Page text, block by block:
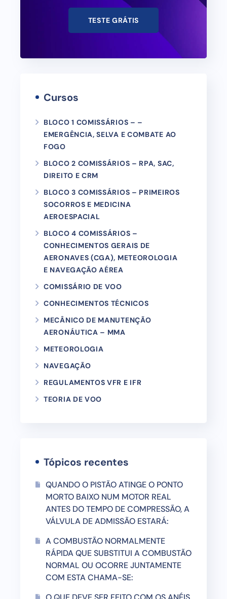
TESTE GRÁTIS
Cursos
BLOCO 1 COMISSÁRIOS – –
EMERGÊNCIA, SELVA E COMBATE AO
FOGO
BLOCO 2 COMISSÁRIOS – RPA, SAC,
DIREITO E CRM
BLOCO 3 COMISSÁRIOS – PRIMEIROS
SOCORROS E MEDICINA
AEROESPACIAL
BLOCO 4 COMISSÁRIOS –
CONHECIMENTOS GERAIS DE
AERONAVES (CGA), METEOROLOGIA
E NAVEGAÇÃO AÉREA
COMISSÁRIO DE VOO
CONHECIMENTOS TÉCNICOS
MECÂNICO DE MANUTENÇÃO
AERONÁUTICA – MMA
METEOROLOGIA
NAVEGAÇÃO
REGULAMENTOS VFR E IFR
TEORIA DE VOO
Tópicos recentes
QUANDO O PISTÃO ATINGE O PONTO
MORTO BAIXO NUM MOTOR REAL
ANTES DO TEMPO DE COMPRESSÃO, A
VÁLVULA DE ADMISSÃO ESTARÁ:
A COMBUSTÃO NORMALMENTE
RÁPIDA QUE SUBSTITUI A COMBUSTÃO
NORMAL OU OCORRE JUNTAMENTE
COM ESTA CHAMA-SE: